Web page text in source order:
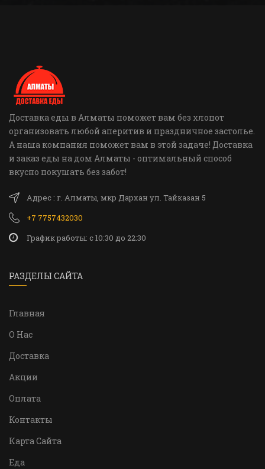
Доставка еды в Алматы поможет вам без хлопот
организовать любой аперитив и праздничное застолье.
А наша компания поможет вам в этой задаче! Доставка
и заказ еды на дом Алматы - оптимальный способ
вкусно покушать без забот!
Адрес : г. Алматы, мкр Дархан ул. Тайказан 5
+7 7757432030
График работы: c 10:30 до 22:30
РАЗДЕЛЫ САЙТА
Главная
О Нас
Доставка
Акции
Оплата
Контакты
Карта Сайта
Еда